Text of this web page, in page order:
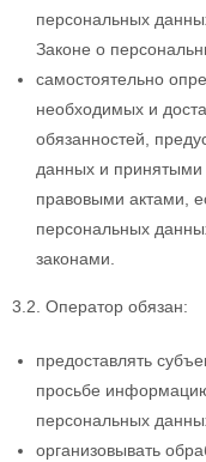
персональных
Законе о
самостоятельно
необходимых и
обязанностей,
данных и принятыми
правовыми актами,
персональных
законами.
3.2. Оператор обязан:
предоставлять
просьбе
персональных
организовывать